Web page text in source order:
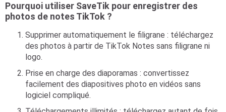
Pourquoi utiliser SaveTik pour enregistrer des
photos de notes TikTok ?
Supprimer automatiquement le filigrane : téléchargez
des photos à partir de TikTok Notes sans filigrane ni
logo.
Prise en charge des diaporamas : convertissez
facilement des diapositives photo en vidéos sans
logiciel compliqué.